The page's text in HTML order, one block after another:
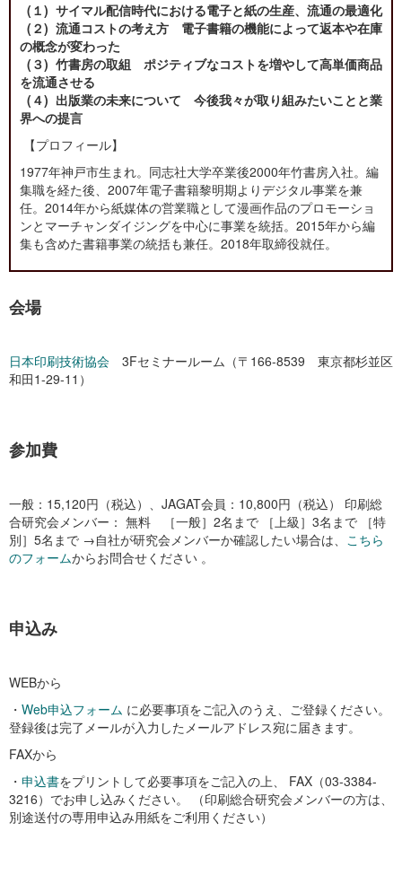
(１) サイマル配信時代における電子と紙の生産、流通の最適化
(２) 流通コストの考え方 電子書籍の機能によって返本や在庫
の概念が変わった
(３) 竹書房の取組 ポジティブなコストを増やして高単価商品
を流通させる
(４) 出版業の未来について 今後我々が取り組みたいことと業
界への提言
【プロフィール】
1977年神戸市生まれ。同志社大学卒業後2000年竹書房入社。編
集職を経た後、2007年電子書籍黎明期よりデジタル事業を兼
任。2014年から紙媒体の営業職として漫画作品のプロモーショ
ンとマーチャンダイジングを中心に事業を統括。2015年から編
集も含めた書籍事業の統括も兼任。2018年取締役就任。
会場
日本印刷技術協会 3Fセミナールーム（〒166-8539 東京都杉並区
和田1-29-11）
参加費
一般：15,120円（税込）、JAGAT会員：10,800円（税込） 印刷総
合研究会メンバー： 無料 ［一般］2名まで ［上級］3名まで ［特
別］5名まで →自社が研究会メンバーか確認したい場合は、 こちら
のフォームからお問合せください 。
申込み
WEBから
・ Web申込フォーム に必要事項をご記入のうえ、ご登録ください。
登録後は完了メールが入力したメールアドレス宛に届きます。
FAXから
・ 申込書をプリントして必要事項をご記入の上、 FAX（03-3384-
3216）でお申し込みください。 （印刷総合研究会メンバーの方は、
別途送付の専用申込み用紙をご利用ください）